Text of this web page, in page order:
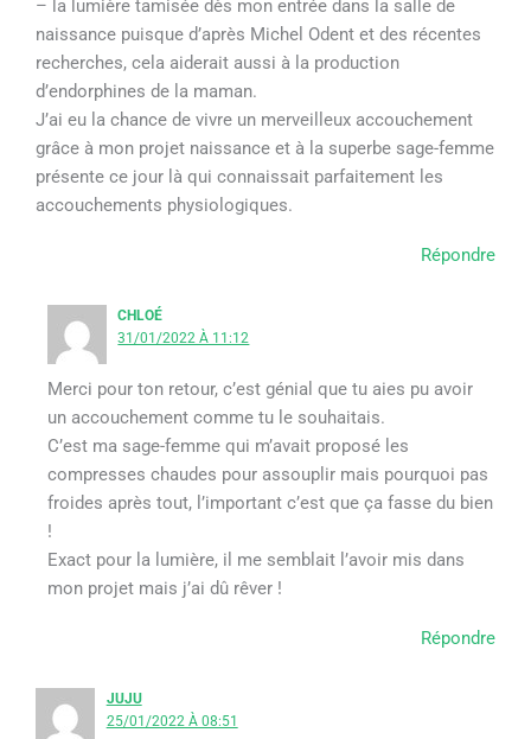
– la lumière tamisée dès mon entrée dans la salle de
naissance puisque d’après Michel Odent et des récentes
recherches, cela aiderait aussi à la production
d’endorphines de la maman.
J’ai eu la chance de vivre un merveilleux accouchement
grâce à mon projet naissance et à la superbe sage-femme
présente ce jour là qui connaissait parfaitement les
accouchements physiologiques.
Répondre
CHLOÉ
31/01/2022 À 11:12
Merci pour ton retour, c’est génial que tu aies pu avoir
un accouchement comme tu le souhaitais.
C’est ma sage-femme qui m’avait proposé les
compresses chaudes pour assouplir mais pourquoi pas
froides après tout, l’important c’est que ça fasse du bien
!
Exact pour la lumière, il me semblait l’avoir mis dans
mon projet mais j’ai dû rêver !
Répondre
JUJU
25/01/2022 À 08:51